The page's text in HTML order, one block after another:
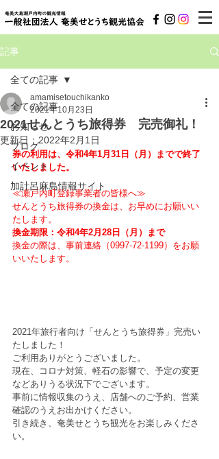
記事
全ての記事
お知らせ
ブログ
イベント
加計呂麻島情報サイト
全ての記事
2021せんとうち旅得券 完売御礼！
amamisetouchikanko
2021年10月23日
更新日：2022年2月1日
券の利用は、令和4年1月31日（月）までで終了
いたしました。
≪瀬戸内町登録事業者の皆様へ≫
せんとうち旅得券の換金は、お早めにお願いい
たします。
換金期限：令和4年2月28日（月）まで
換金の際は、事前連絡（0997-72-1199）をお願
いいたします。
2021年旅行者向け「せんとうち旅得券」完売い
たしました！
ご利用ありがとうございました。
現在、コロナ対策、軽石の影響で、予定の変更
などありうる状況下でございます。
事前に情報収集のうえ、店舗へのご予約、営業
確認のうえお出かけください。
引き続き、奄美せとうち観光をお楽しみくださ
い。